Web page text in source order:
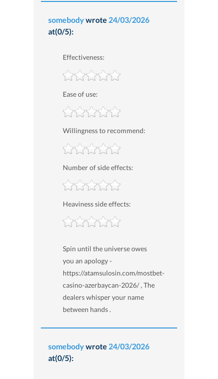
somebodywrote 24/03/2026
at(0/5):
Effectiveness:
Ease of use:
Willingness to recommend:
Number of side effects:
Heaviness side effects:
Spin until the universe owes
you an apology -
https://atamsulosin.com/mostbet-
casino-azerbaycan-2026/ , The
dealers whisper your name
between hands .
somebodywrote 24/03/2026
at(0/5):